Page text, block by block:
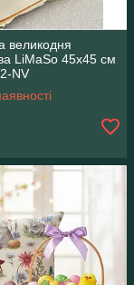
великодня
LiMaSo 45х45 см
NV